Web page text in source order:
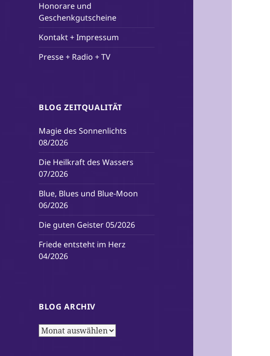
Honorare und
Geschenkgutscheine
Kontakt + Impressum
Presse + Radio + TV
BLOG ZEITQUALITÄT
Magie des Sonnenlichts
08/2026
Die Heilkraft des Wassers
07/2026
Blue, Blues und Blue-Moon
06/2026
Die guten Geister 05/2026
Friede entsteht im Herz
04/2026
BLOG ARCHIV
Blog